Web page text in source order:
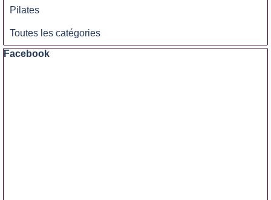
Pilates
Toutes les catégories
Sauter le bloc Facebook
Facebook